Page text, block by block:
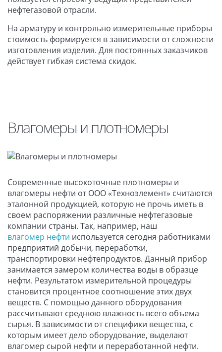
нефтегазовой отрасли.
На арматуру и контрольно измерительные приборы
стоимость формируется в зависимости от сложности
изготовления изделия. Для постоянных заказчиков
действует гибкая система скидок.
Влагомеры и плотномеры
Современные высокоточные плотномеры и
влагомеры нефти от ООО «Техноэлемент» считаются
эталонной продукцией, которую не прочь иметь в
своем распоряжении различные нефтегазовые
компании страны. Так, например, наш
влагомер нефти используется сегодня работниками
предприятий добычи, переработки,
транспортировки нефтепродуктов. Данный прибор
занимается замером количества воды в образце
нефти. Результатом измерительной процедуры
становится процентное соотношение этих двух
веществ. С помощью данного оборудования
рассчитывают среднюю влажность всего объема
сырья. В зависимости от специфики вещества, с
которым имеет дело оборудование, выделают
влагомер сырой нефти и переработанной нефти.